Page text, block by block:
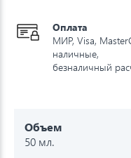
Оплата
МИР, Visa,
наличные,
безналичный
Объем
50 мл.